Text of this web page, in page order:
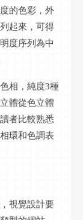
的色彩，外
起來，可得
度序列為中
相，純度3種
體從色立體
者比較熟悉
環和色調表
視覺設計要